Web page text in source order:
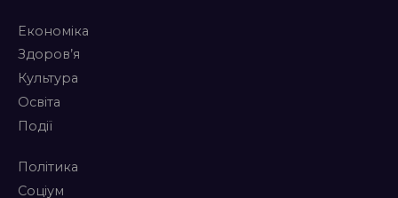
Економіка
Здоров’я
Культура
Освіта
Події
Політика
Соціум